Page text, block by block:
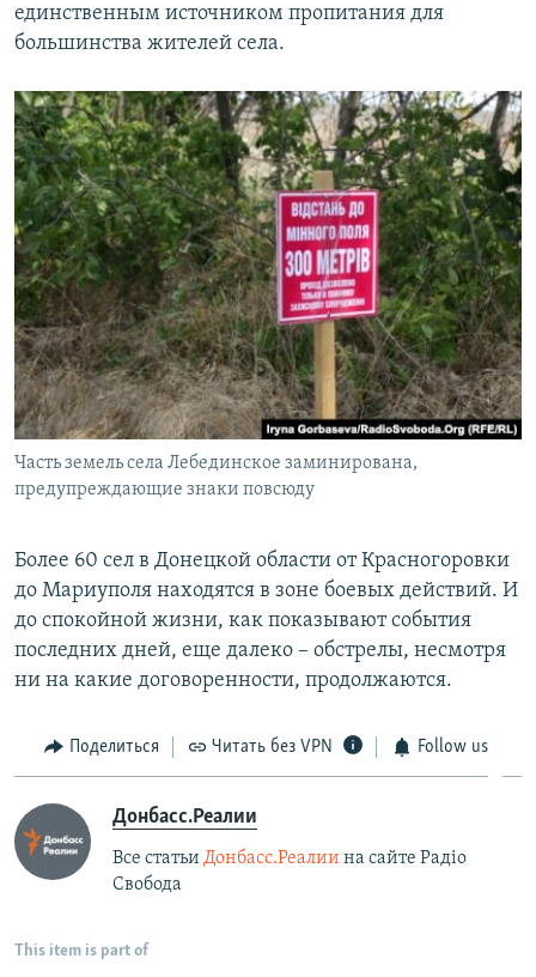
единственным источником пропитания для
большинства жителей села.
Часть земель села Лебединское заминирована,
предупреждающие знаки повсюду
Более 60 сел в Донецкой области от Красногоровки
до Мариуполя находятся в зоне боевых действий. И
до спокойной жизни, как показывают события
последних дней, еще далеко – обстрелы, несмотря
ни на какие договоренности, продолжаются.
Поделиться Читать без VPN Follow us
Донбасс.Реалии
Все статьи Донбасс.Реалии на сайте Радіо
Свобода
This item is part of